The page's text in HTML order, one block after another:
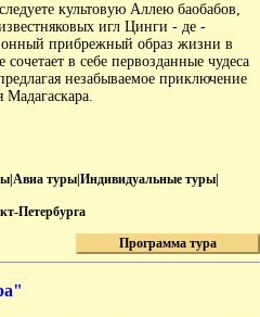
культовую Аллею баобабов,
игл Цинги - де -
прибрежный образ жизни в
в себе первозданные чудеса
незабываемое приключение
Мадагаскара.
туры|Индивидуальные туры|
Петербурга
Программа тура